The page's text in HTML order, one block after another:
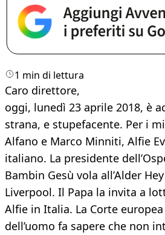
1 min di lettura
Caro direttore,
oggi, lunedì 23 aprile 2018, è
strana, e stupefacente. Per i
Alfano e Marco Minniti, Alfie
italiano. La presidente
Bambin Gesù vola all’Alder
Liverpool. Il Papa la invita a
Alfie in Italia. La Corte
dell’uomo fa sapere che non